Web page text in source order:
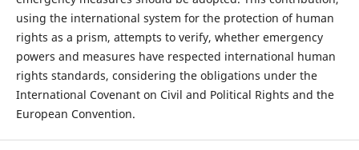
using the international system for the protection of human
rights as a prism, attempts to verify, whether emergency
powers and measures have respected international human
rights standards, considering the obligations under the
International Covenant on Civil and Political Rights and the
European Convention.